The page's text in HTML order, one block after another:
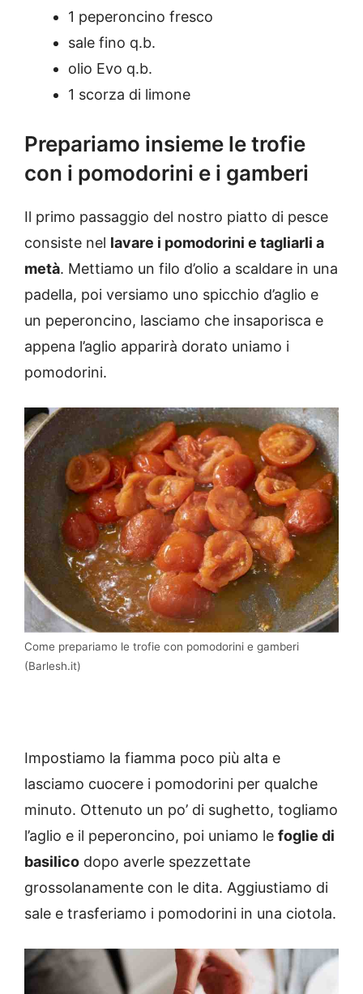
1 peperoncino fresco
sale fino q.b.
olio Evo q.b.
1 scorza di limone
Prepariamo insieme le trofie
con i pomodorini e i gamberi
Il primo passaggio del nostro piatto di pesce
consiste nel lavare i pomodorini e tagliarli a
metà. Mettiamo un filo d’olio a scaldare in una
padella, poi versiamo uno spicchio d’aglio e
un peperoncino, lasciamo che insaporisca e
appena l’aglio apparirà dorato uniamo i
pomodorini.
Come prepariamo le trofie con pomodorini e gamberi
(Barlesh.it)
Impostiamo la fiamma poco più alta e
lasciamo cuocere i pomodorini per qualche
minuto. Ottenuto un po’ di sughetto, togliamo
l’aglio e il peperoncino, poi uniamo le foglie di
basilico dopo averle spezzettate
grossolanamente con le dita. Aggiustiamo di
sale e trasferiamo i pomodorini in una ciotola.